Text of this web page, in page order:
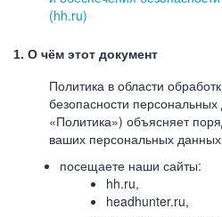
(hh.ru)
1. О чём этот документ
Политика в области
безопасности
«Политика») объясняет
ваших персональных
посещаете наши сайты:
hh.ru,
headhunter.ru,